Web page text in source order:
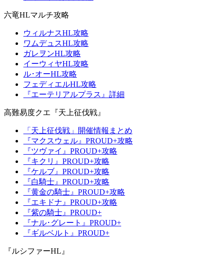
六竜HLマルチ攻略
ウィルナスHL攻略
ワムデュスHL攻略
ガレヲンHL攻略
イーウィヤHL攻略
ル･オーHL攻略
フェディエルHL攻略
『エーテリアルプラス』詳細
高難易度クエ『天上征伐戦』
「天上征伐戦」開催情報まとめ
『マクスウェル』PROUD+攻略
『ツヴァイ』PROUD+攻略
『キクリ』PROUD+攻略
『ケルブ』PROUD+攻略
『白騎士』PROUD+攻略
『黄金の騎士』PROUD+攻略
『エキドナ』PROUD+攻略
『紫の騎士』PROUD+
『ナル･グレート』PROUD+
『ギルベルト』PROUD+
『ルシファーHL』